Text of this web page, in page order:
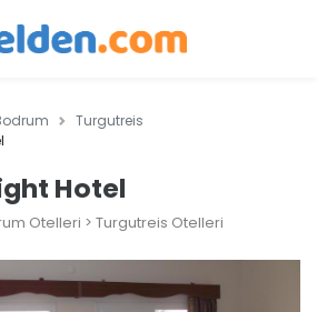
Turgutreis
Hotel
Otelleri > Turgutreis Otelleri